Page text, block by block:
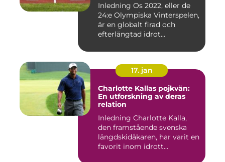
Inledning Os 2022, eller de
24:e Olympiska Vinterspelen,
är en globalt firad och
efterlängtad idrot...
17. jan
Charlotte Kallas pojkvän:
En utforskning av deras
relation
Inledning Charlotte Kalla,
den framstående svenska
längdskidåkaren, har varit en
favorit inom idrott...